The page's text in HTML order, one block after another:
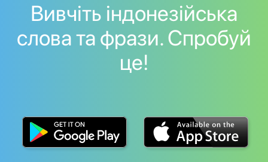
Вивчіть індонезійська
слова та фрази. Спробуй
це!